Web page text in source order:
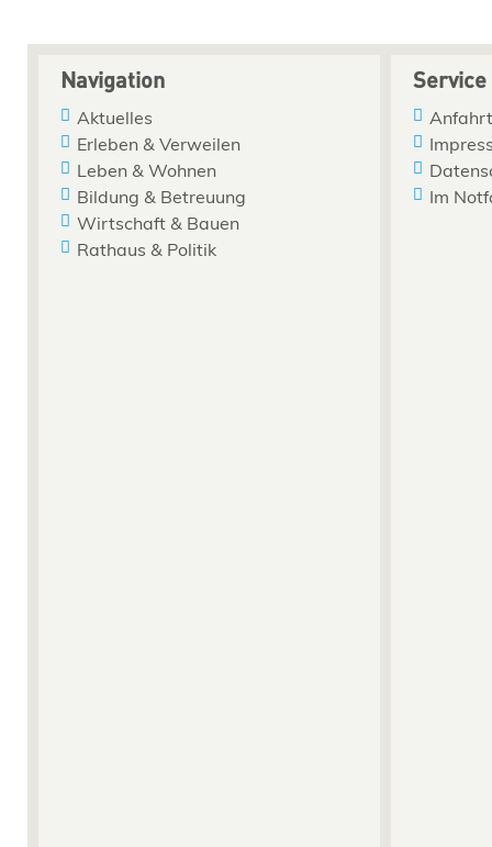
Navigation
Aktuelles
Erleben & Verweilen
Leben & Wohnen
Bildung & Betreuung
Wirtschaft & Bauen
Rathaus & Politik
Service
Im